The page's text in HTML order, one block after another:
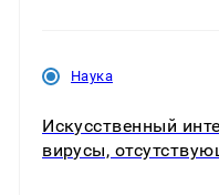
Наука
Искусственный
вирусы,